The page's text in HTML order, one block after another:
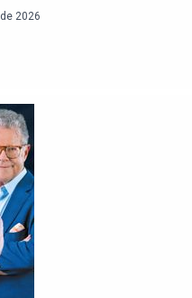
2026